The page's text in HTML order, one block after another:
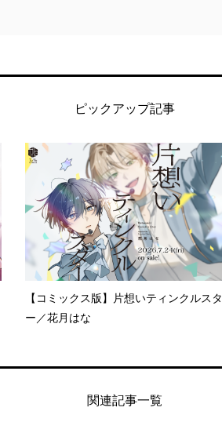
ピックアップ記事
【コミックス版】片想いティンクルスタ
ー／花月はな
関連記事一覧